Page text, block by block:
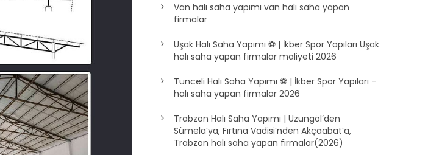
Van halı saha yapımı van halı saha yapan
firmalar
Uşak Halı Saha Yapımı ⚽ | İkber Spor Yapıları Uşak
halı saha yapan firmalar maliyeti 2026
Tunceli Halı Saha Yapımı ⚽ | İkber Spor Yapıları –
halı saha yapan firmalar 2026
Trabzon Halı Saha Yapımı | Uzungöl’den
Sümela’ya, Fırtına Vadisi’nden Akçaabat’a,
Trabzon halı saha yapan firmalar(2026)